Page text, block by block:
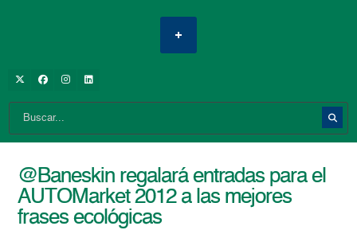
@Baneskin regalará entradas para el
AUTOMarket 2012 a las mejores
frases ecológicas